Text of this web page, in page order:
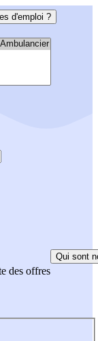
d'emploi ?
des offres
Qui sont